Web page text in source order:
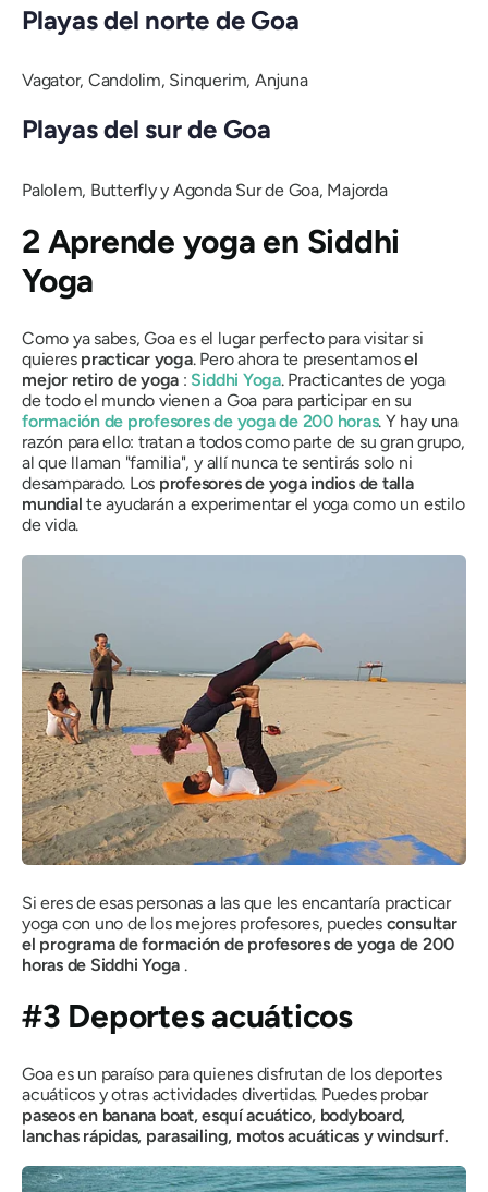
Playas del norte de Goa
Vagator, Candolim, Sinquerim, Anjuna
Playas del sur de Goa
Palolem, Butterfly y Agonda Sur de Goa, Majorda
2 Aprende yoga en Siddhi
Yoga
Como ya sabes, Goa es el lugar perfecto para visitar si
quieres practicar yoga. Pero ahora te presentamosel
mejor retiro de yoga : Siddhi Yoga. Practicantes de yoga
de todo el mundo vienen a Goa para participar en su
formación de profesores de yoga de 200 horas. Y hay una
razón para ello: tratan a todos como parte de su gran grupo,
al que llaman "familia", y allí nunca te sentirás solo ni
desamparado. Los profesores de yoga indios de talla
mundial te ayudarán a experimentar el yoga como un estilo
de vida.
Si eres de esas personas a las que les encantaría practicar
yoga con uno de los mejores profesores, puedesconsultar
el programa de formación de profesores de yoga de 200
horas de Siddhi Yoga .
#3 Deportes acuáticos
Goa es un paraíso para quienes disfrutan de los deportes
acuáticos y otras actividades divertidas. Puedes probar
paseos en banana boat, esquí acuático, bodyboard,
lanchas rápidas, parasailing, motos acuáticas y windsurf.